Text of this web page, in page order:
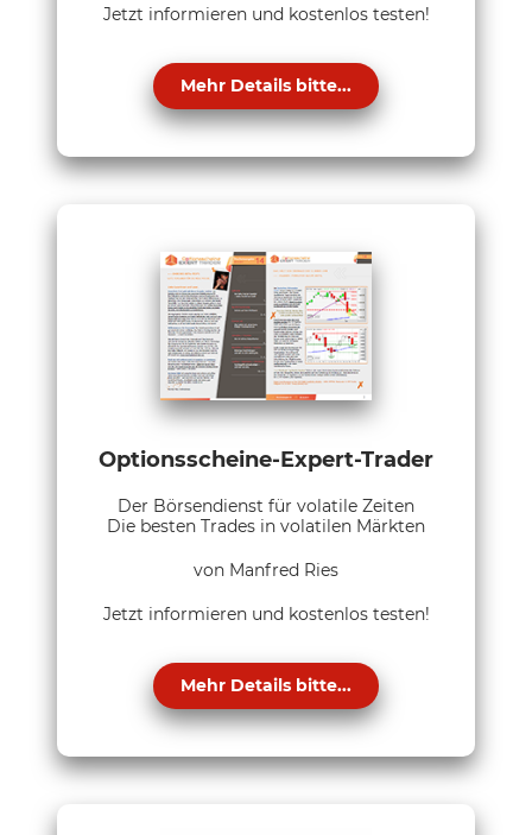
Jetzt informieren und kostenlos testen!
Mehr Details bitte...
Optionsscheine-Expert-Trader
Der Börsendienst für volatile Zeiten
Die besten Trades in volatilen Märkten
von Manfred Ries
Jetzt informieren und kostenlos testen!
Mehr Details bitte...